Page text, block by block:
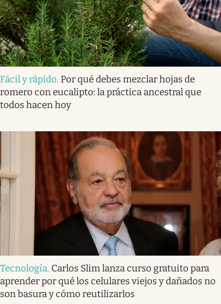
Fácil y rápido. Por qué debes mezclar hojas de
romero con eucalipto: la práctica ancestral que
todos hacen hoy
Tecnología. Carlos Slim lanza curso gratuito para
aprender por qué los celulares viejos y dañados no
son basura y cómo reutilizarlos